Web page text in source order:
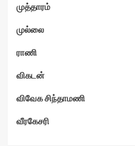
முத்தாரம்
முல்லை
ராணி
விகடன்
விவேக சிந்தாமணி
வீரகேசரி